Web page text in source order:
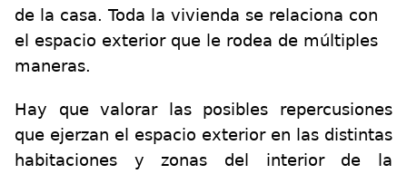
de la casa. Toda la vivienda se relaciona con
el espacio exterior que le rodea de múltiples
maneras.
Hay que valorar las posibles repercusiones
que ejerzan el espacio exterior en las distintas
habitaciones y zonas del interior de la